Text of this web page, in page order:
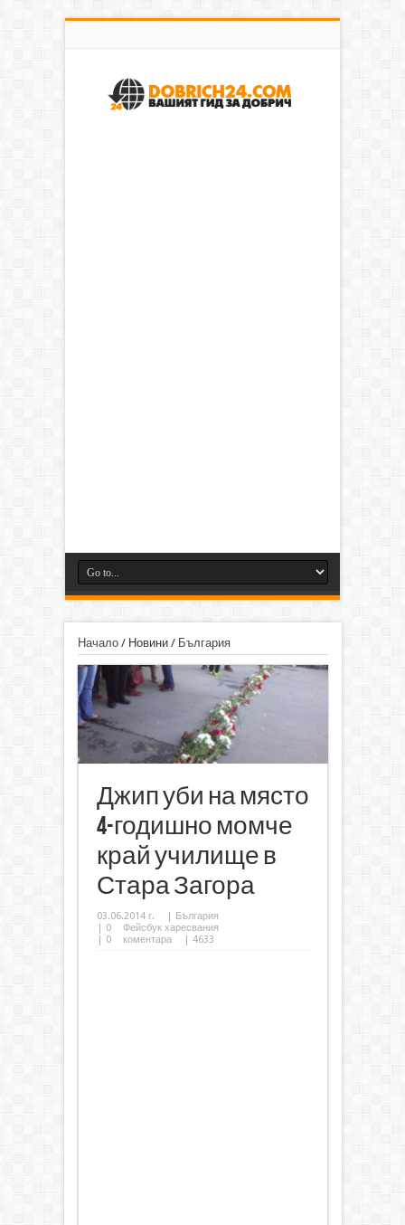
Начало/ Новини/ България
Джип уби на място
4-годишно момче
край училище в
Стара Загора
03.06.2014 г. | България
| 0
Фейсбук харесвания
| 0 коментара | 4633